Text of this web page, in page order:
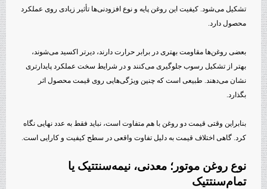
تشکیل می‌شود. کیفیت این روغن پایه و نوع افزودنی‌ها تأثیر زیادی روی عملکرد
محصول دارد.
بعضی روغن‌ها مقاومت بهتری در برابر حرارت دارند، دیرتر اکسید می‌شوند،
بهتر از تشکیل رسوب جلوگیری می‌کنند و در شرایط سخت عملکرد پایدارتری
نشان می‌دهند. طبیعی است که چنین ویژگی‌هایی روی قیمت محصول اثر
بگذارد.
بنابراین وقتی قیمت دو روغن با هم متفاوت است، نباید فقط به عدد نهایی نگاه
کرد. گاهی اختلاف قیمت به دلیل تفاوت واقعی در سطح کیفیت و کارایی است.
نوع روغن موتور؛ معدنی، نیمه‌سنتتیک یا
تمام‌سنتتیک